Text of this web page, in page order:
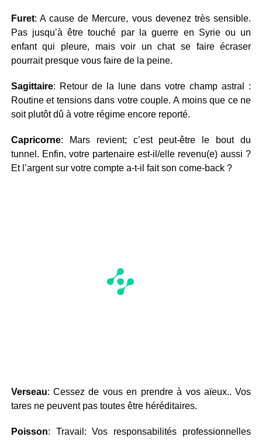
Furet: A cause de Mercure, vous devenez très sensible.
Pas jusqu’à être touché par la guerre en Syrie ou un
enfant qui pleure, mais voir un chat se faire écraser
pourrait presque vous faire de la peine.
Sagittaire: Retour de la lune dans votre champ astral :
Routine et tensions dans votre couple. A moins que ce ne
soit plutôt dû à votre régime encore reporté.
Capricorne: Mars revient; c’est peut-être le bout du
tunnel. Enfin, votre partenaire est-il/elle revenu(e) aussi ?
Et l’argent sur votre compte a-t-il fait son come-back ?
Verseau: Cessez de vous en prendre à vos aïeux.. Vos
tares ne peuvent pas toutes être héréditaires.
Poisson: Travail: Vos responsabilités professionnelles